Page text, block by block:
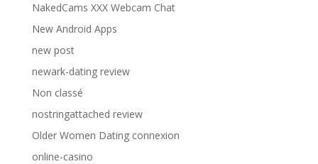
NakedCams XXX Webcam Chat
New Android Apps
new post
newark-dating review
Non classé
nostringattached review
Older Women Dating connexion
online-casino